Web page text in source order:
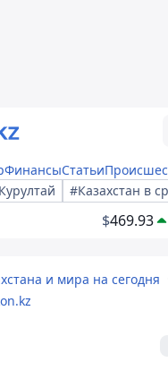
ФинансыСтатьи
#Казахстан в
$469.93
и мира на сегодня